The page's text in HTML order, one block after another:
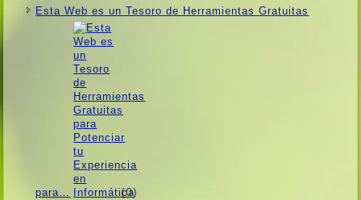
Esta Web es un Tesoro de Herramientas Gratuitas
para… (0)